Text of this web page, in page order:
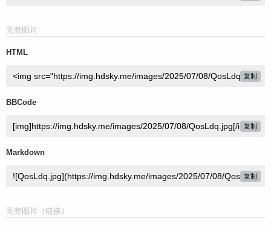
完整图片
HTML
复制
BBCode
复制
Markdown
复制
完整图片（链接）